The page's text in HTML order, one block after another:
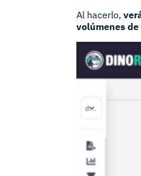
Al hacerlo,
volúmenes